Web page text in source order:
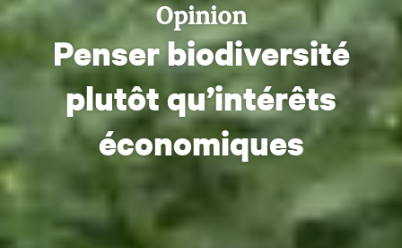
Opinion
Penser biodiversité
plutôt qu’intérêts
économiques